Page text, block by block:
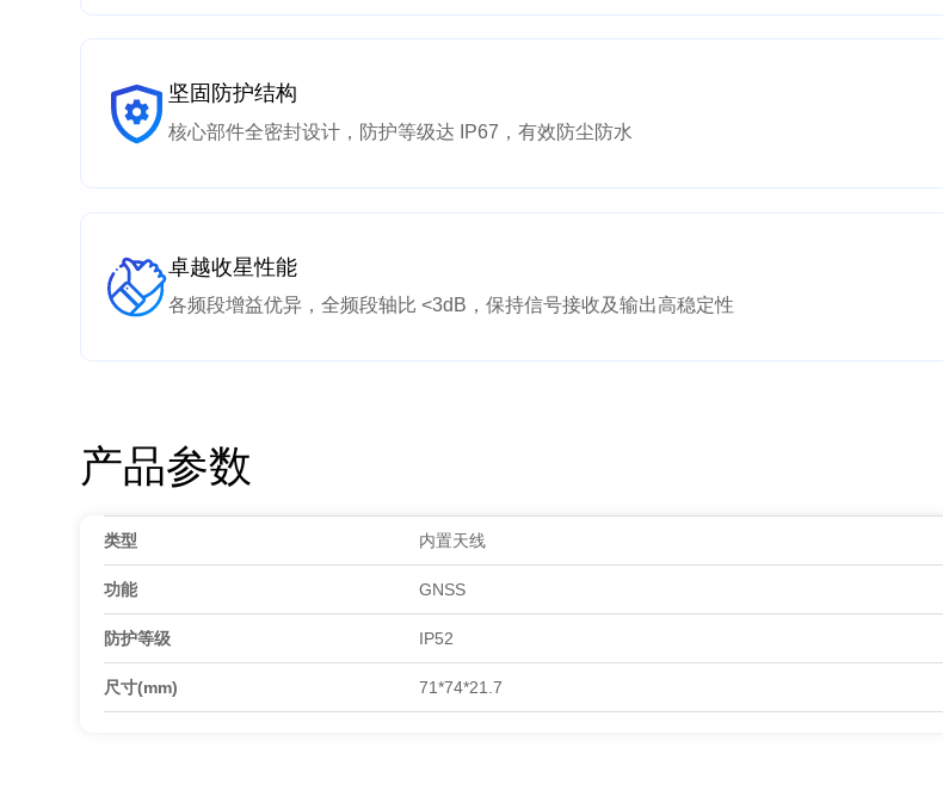
坚固防护结构
核心部件全密封设计，防护等级达 IP67，有效防尘防水
卓越收星性能
各频段增益优异，全频段轴比 <3dB，保持信号接收及输出高稳定性
产品参数
类型 内置天线
功能 GNSS
防护等级 IP52
尺寸(mm) 71*74*21.7